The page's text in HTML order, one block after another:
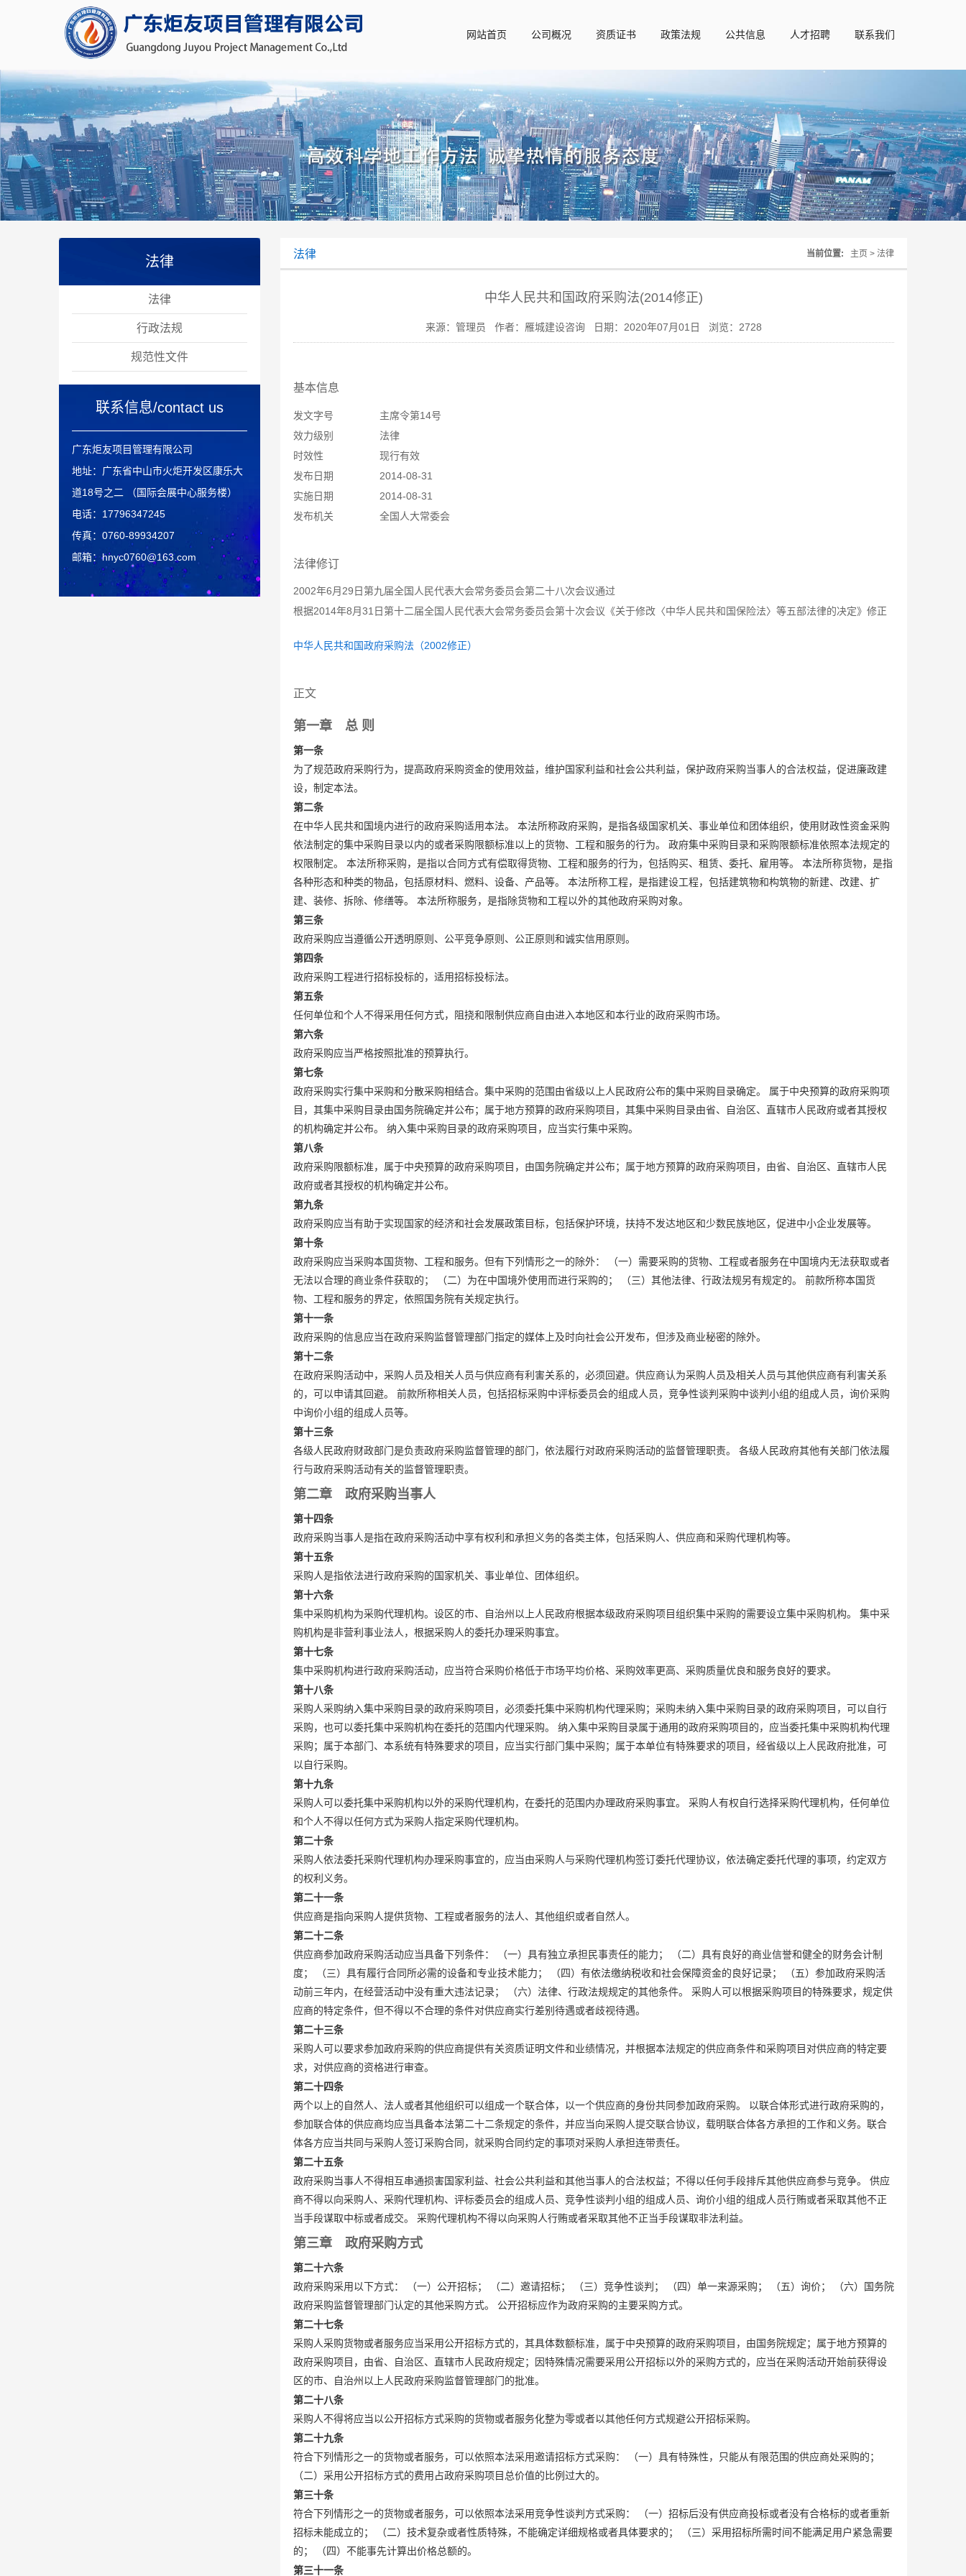
网站首页 公司概况 资质证书 政策法规 公共信息 人才招聘 联系我们
法律
法律
行政法规
规范性文件
联系信息/contact us
广东炬友项目管理有限公司
地址：广东省中山市火炬开发区康乐大
道18号之二 （国际会展中心服务楼）
电话：17796347245
传真：0760-89934207
邮箱：hnyc0760@163.com
法律 当前位置: 主页 > 法律
中华人民共和国政府采购法(2014修正)
来源：管理员 作者：雁城建设咨询 日期：2020年07月01日 浏览： 2728
基本信息
发文字号
主席令第14号
效力级别
法律
时效性
现行有效
发布日期
2014-08-31
实施日期
2014-08-31
发布机关
全国人大常委会
法律修订
2002年6月29日第九届全国人民代表大会常务委员会第二十八次会议通过
根据2014年8月31日第十二届全国人民代表大会常务委员会第十次会议《关于修改〈中华人民共和国保险法〉等五部法律的决定》修正
中华人民共和国政府采购法（2002修正）
正文
第一章 总 则
第一条
为了规范政府采购行为，提高政府采购资金的使用效益，维护国家利益和社会公共利益，保护政府采购当事人的合法权益，促进廉政建
设，制定本法。
第二条
在中华人民共和国境内进行的政府采购适用本法。 本法所称政府采购，是指各级国家机关、事业单位和团体组织，使用财政性资金采购
依法制定的集中采购目录以内的或者采购限额标准以上的货物、工程和服务的行为。 政府集中采购目录和采购限额标准依照本法规定的
权限制定。 本法所称采购，是指以合同方式有偿取得货物、工程和服务的行为，包括购买、租赁、委托、雇用等。 本法所称货物，是指
各种形态和种类的物品，包括原材料、燃料、设备、产品等。 本法所称工程，是指建设工程，包括建筑物和构筑物的新建、改建、扩
建、装修、拆除、修缮等。 本法所称服务，是指除货物和工程以外的其他政府采购对象。
第三条
政府采购应当遵循公开透明原则、公平竞争原则、公正原则和诚实信用原则。
第四条
政府采购工程进行招标投标的，适用招标投标法。
第五条
任何单位和个人不得采用任何方式，阻挠和限制供应商自由进入本地区和本行业的政府采购市场。
第六条
政府采购应当严格按照批准的预算执行。
第七条
政府采购实行集中采购和分散采购相结合。集中采购的范围由省级以上人民政府公布的集中采购目录确定。 属于中央预算的政府采购项
目，其集中采购目录由国务院确定并公布；属于地方预算的政府采购项目，其集中采购目录由省、自治区、直辖市人民政府或者其授权
的机构确定并公布。 纳入集中采购目录的政府采购项目，应当实行集中采购。
第八条
政府采购限额标准，属于中央预算的政府采购项目，由国务院确定并公布；属于地方预算的政府采购项目，由省、自治区、直辖市人民
政府或者其授权的机构确定并公布。
第九条
政府采购应当有助于实现国家的经济和社会发展政策目标，包括保护环境，扶持不发达地区和少数民族地区，促进中小企业发展等。
第十条
政府采购应当采购本国货物、工程和服务。但有下列情形之一的除外： （一）需要采购的货物、工程或者服务在中国境内无法获取或者
无法以合理的商业条件获取的； （二）为在中国境外使用而进行采购的； （三）其他法律、行政法规另有规定的。 前款所称本国货
物、工程和服务的界定，依照国务院有关规定执行。
第十一条
政府采购的信息应当在政府采购监督管理部门指定的媒体上及时向社会公开发布，但涉及商业秘密的除外。
第十二条
在政府采购活动中，采购人员及相关人员与供应商有利害关系的，必须回避。供应商认为采购人员及相关人员与其他供应商有利害关系
的，可以申请其回避。 前款所称相关人员，包括招标采购中评标委员会的组成人员，竞争性谈判采购中谈判小组的组成人员，询价采购
中询价小组的组成人员等。
第十三条
各级人民政府财政部门是负责政府采购监督管理的部门，依法履行对政府采购活动的监督管理职责。 各级人民政府其他有关部门依法履
行与政府采购活动有关的监督管理职责。
第二章 政府采购当事人
第十四条
政府采购当事人是指在政府采购活动中享有权利和承担义务的各类主体，包括采购人、供应商和采购代理机构等。
第十五条
采购人是指依法进行政府采购的国家机关、事业单位、团体组织。
第十六条
集中采购机构为采购代理机构。设区的市、自治州以上人民政府根据本级政府采购项目组织集中采购的需要设立集中采购机构。 集中采
购机构是非营利事业法人，根据采购人的委托办理采购事宜。
第十七条
集中采购机构进行政府采购活动，应当符合采购价格低于市场平均价格、采购效率更高、采购质量优良和服务良好的要求。
第十八条
采购人采购纳入集中采购目录的政府采购项目，必须委托集中采购机构代理采购；采购未纳入集中采购目录的政府采购项目，可以自行
采购，也可以委托集中采购机构在委托的范围内代理采购。 纳入集中采购目录属于通用的政府采购项目的，应当委托集中采购机构代理
采购；属于本部门、本系统有特殊要求的项目，应当实行部门集中采购；属于本单位有特殊要求的项目，经省级以上人民政府批准，可
以自行采购。
第十九条
采购人可以委托集中采购机构以外的采购代理机构，在委托的范围内办理政府采购事宜。 采购人有权自行选择采购代理机构，任何单位
和个人不得以任何方式为采购人指定采购代理机构。
第二十条
采购人依法委托采购代理机构办理采购事宜的，应当由采购人与采购代理机构签订委托代理协议，依法确定委托代理的事项，约定双方
的权利义务。
第二十一条
供应商是指向采购人提供货物、工程或者服务的法人、其他组织或者自然人。
第二十二条
供应商参加政府采购活动应当具备下列条件： （一）具有独立承担民事责任的能力； （二）具有良好的商业信誉和健全的财务会计制
度； （三）具有履行合同所必需的设备和专业技术能力； （四）有依法缴纳税收和社会保障资金的良好记录； （五）参加政府采购活
动前三年内，在经营活动中没有重大违法记录； （六）法律、行政法规规定的其他条件。 采购人可以根据采购项目的特殊要求，规定供
应商的特定条件，但不得以不合理的条件对供应商实行差别待遇或者歧视待遇。
第二十三条
采购人可以要求参加政府采购的供应商提供有关资质证明文件和业绩情况，并根据本法规定的供应商条件和采购项目对供应商的特定要
求，对供应商的资格进行审查。
第二十四条
两个以上的自然人、法人或者其他组织可以组成一个联合体，以一个供应商的身份共同参加政府采购。 以联合体形式进行政府采购的，
参加联合体的供应商均应当具备本法第二十二条规定的条件，并应当向采购人提交联合协议，载明联合体各方承担的工作和义务。联合
体各方应当共同与采购人签订采购合同，就采购合同约定的事项对采购人承担连带责任。
第二十五条
政府采购当事人不得相互串通损害国家利益、社会公共利益和其他当事人的合法权益；不得以任何手段排斥其他供应商参与竞争。 供应
商不得以向采购人、采购代理机构、评标委员会的组成人员、竞争性谈判小组的组成人员、询价小组的组成人员行贿或者采取其他不正
当手段谋取中标或者成交。 采购代理机构不得以向采购人行贿或者采取其他不正当手段谋取非法利益。
第三章 政府采购方式
第二十六条
政府采购采用以下方式： （一）公开招标； （二）邀请招标； （三）竞争性谈判； （四）单一来源采购； （五）询价； （六）国务院
政府采购监督管理部门认定的其他采购方式。 公开招标应作为政府采购的主要采购方式。
第二十七条
采购人采购货物或者服务应当采用公开招标方式的，其具体数额标准，属于中央预算的政府采购项目，由国务院规定；属于地方预算的
政府采购项目，由省、自治区、直辖市人民政府规定；因特殊情况需要采用公开招标以外的采购方式的，应当在采购活动开始前获得设
区的市、自治州以上人民政府采购监督管理部门的批准。
第二十八条
采购人不得将应当以公开招标方式采购的货物或者服务化整为零或者以其他任何方式规避公开招标采购。
第二十九条
符合下列情形之一的货物或者服务，可以依照本法采用邀请招标方式采购： （一）具有特殊性，只能从有限范围的供应商处采购的；
（二）采用公开招标方式的费用占政府采购项目总价值的比例过大的。
第三十条
符合下列情形之一的货物或者服务，可以依照本法采用竞争性谈判方式采购： （一）招标后没有供应商投标或者没有合格标的或者重新
招标未能成立的； （二）技术复杂或者性质特殊，不能确定详细规格或者具体要求的； （三）采用招标所需时间不能满足用户紧急需要
的； （四）不能事先计算出价格总额的。
第三十一条